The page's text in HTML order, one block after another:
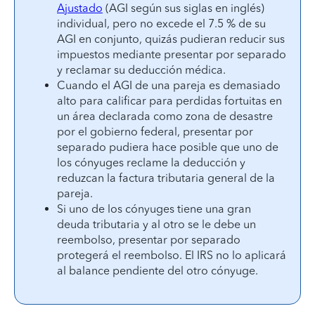
Ajustado (AGI según sus siglas en inglés)
individual, pero no excede el 7.5 % de su
AGI en conjunto, quizás pudieran reducir sus
impuestos mediante presentar por separado
y reclamar su deducción médica.
Cuando el AGI de una pareja es demasiado
alto para calificar para perdidas fortuitas en
un área declarada como zona de desastre
por el gobierno federal, presentar por
separado pudiera hace posible que uno de
los cónyuges reclame la deducción y
reduzcan la factura tributaria general de la
pareja.
Si uno de los cónyuges tiene una gran
deuda tributaria y al otro se le debe un
reembolso, presentar por separado
protegerá el reembolso. El IRS no lo aplicará
al balance pendiente del otro cónyuge.